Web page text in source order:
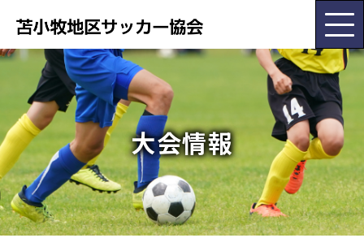
HOME
協会概要
大会･委員会情報
大会情報